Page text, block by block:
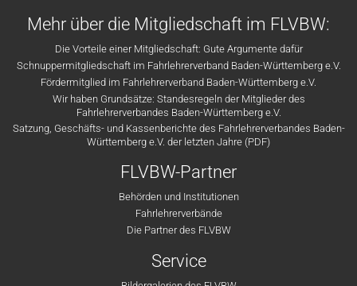
Mehr über die Mitgliedschaft im FLVBW:
Die Vorteile einer Mitgliedschaft: Gute Argumente dafür
Schnuppermitgliedschaft im Fahrlehrerverband Baden-Württemberg e.V.
Fördermitglied im Fahrlehrerverband Baden-Württemberg e.V.
Wir haben Grundsätze: Standesregeln der Mitglieder des
Fahrlehrerverbandes Baden-Württemberg e.V.
Satzung, Geschäfts- und Kassenberichte des Fahrlehrerverbandes Baden-
Württemberg e.V. der letzten Jahre (PDF)
FLVBW-Partner
Behörden und Institutionen
Fahrlehrerverbände
Die Partner des FLVBW
Service